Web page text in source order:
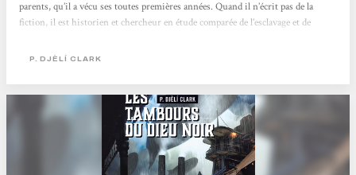
parents, qu’il a vécu ses toutes premières années. Quand il n’écrit pas de la
fiction, il est historien et chercheur en étude comparée de l’esclavage et de
composé de deux histoires, premièrement Les tambours du dieu noir comme le
P. DJÈLÍ CLARK